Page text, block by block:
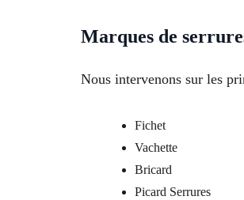
Marques de
Nous intervenons sur les
Fichet
Vachette
Bricard
Picard Serrures